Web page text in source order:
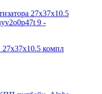
27x37x10.5 компл